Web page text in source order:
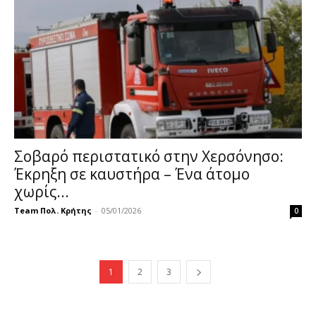
Σοβαρό περιστατικό στην Χερσόνησο:
Έκρηξη σε καυστήρα – Ένα άτομο
χωρίς...
Team Πολ. Κρήτης - 05/01/2026 0
1 2 3